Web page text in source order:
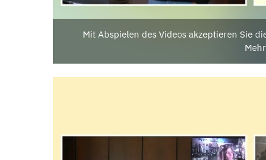
Mit Abspielen des Videos akzeptieren Sie